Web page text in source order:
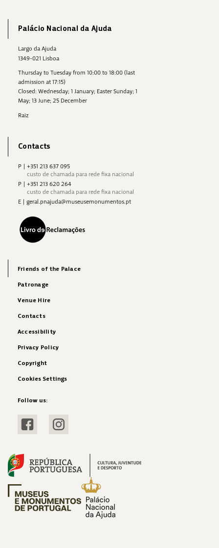
Palácio Nacional da Ajuda
Largo da Ajuda
1349-021 Lisboa
Thursday to Tuesday from 10:00 to 18:00 (last
admission at 17:15)
Closed: Wednesday; 1 January; Easter Sunday; 1
May; 13 June; 25 December
Raiz
Contacts
P
+351 213 637 095
custo de chamada para rede fixa nacional
P
+351 213 620 264
custo de chamada para rede fixa nacional
E
geral.pnajuda@museusemonumentos.pt
Friends of the Palace
Patronage
Venue Hire
Contacts
Accessibility
Privacy Policy
Copyright
Cookies Settings
Follow us:
Visit FacebookVisit Instagram